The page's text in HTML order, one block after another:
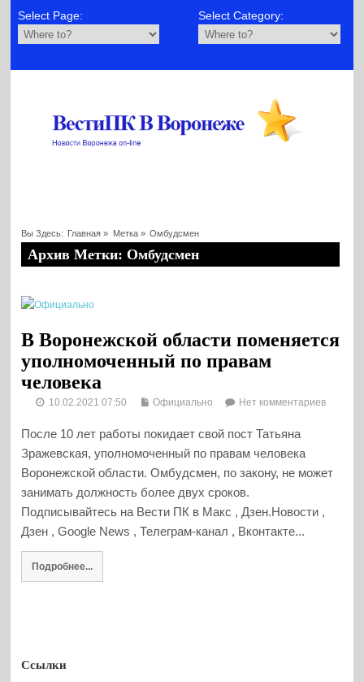
Select Page: Select Category:
Вы Здесь: Главная » Метка » Омбудсмен
Архив Метки: Омбудсмен
В Воронежской области поменяется
уполномоченный по правам
человека
10.02.2021 07:50 Официально Нет комментариев
После 10 лет работы покидает свой пост Татьяна
Зражевская, уполномоченный по правам человека
Воронежской области. Омбудсмен, по закону, не может
занимать должность более двух сроков.
Подписывайтесь на Вести ПК в Макс , Дзен.Новости ,
Дзен , Google News , Телеграм-канал , Вконтакте...
Подробнее...
Ссылки